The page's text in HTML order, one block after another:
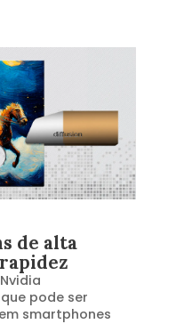
de alta
pode ser
smartphones